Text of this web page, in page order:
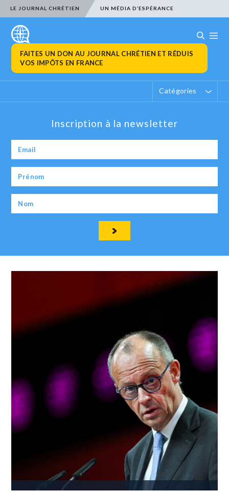
LE JOURNAL CHRÉTIEN UN MÉDIA D’ESPÉRANCE
FAITES UN DON AU JOURNAL CHRÉTIEN ET RÉDUIS
VOS IMPÔTS EN FRANCE
Catégories
Inscription à la newsletter